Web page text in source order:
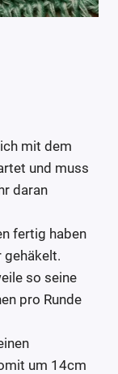
mit dem
und muss
daran
fertig haben
gehäkelt.
so seine
pro Runde
um 14cm